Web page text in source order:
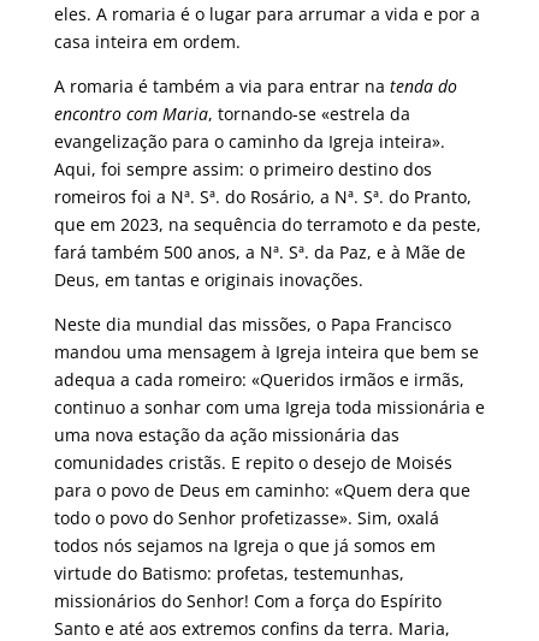
eles. A romaria é o lugar para arrumar a vida e por a
casa inteira em ordem.
A romaria é também a via para entrar na tenda do
encontro com Maria, tornando-se «estrela da
evangelização para o caminho da Igreja inteira».
Aqui, foi sempre assim: o primeiro destino dos
romeiros foi a Nª. Sª. do Rosário, a Nª. Sª. do Pranto,
que em 2023, na sequência do terramoto e da peste,
fará também 500 anos, a Nª. Sª. da Paz, e à Mãe de
Deus, em tantas e originais inovações.
Neste dia mundial das missões, o Papa Francisco
mandou uma mensagem à Igreja inteira que bem se
adequa a cada romeiro: «Queridos irmãos e irmãs,
continuo a sonhar com uma Igreja toda missionária e
uma nova estação da ação missionária das
comunidades cristãs. E repito o desejo de Moisés
para o povo de Deus em caminho: «Quem dera que
todo o povo do Senhor profetizasse». Sim, oxalá
todos nós sejamos na Igreja o que já somos em
virtude do Batismo: profetas, testemunhas,
missionários do Senhor! Com a força do Espírito
Santo e até aos extremos confins da terra. Maria,